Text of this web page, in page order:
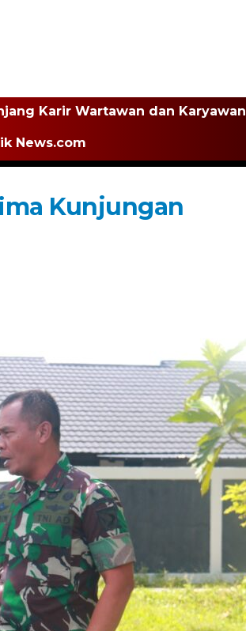
Karir Wartawan dan Karyawan
News.com
Kunjungan